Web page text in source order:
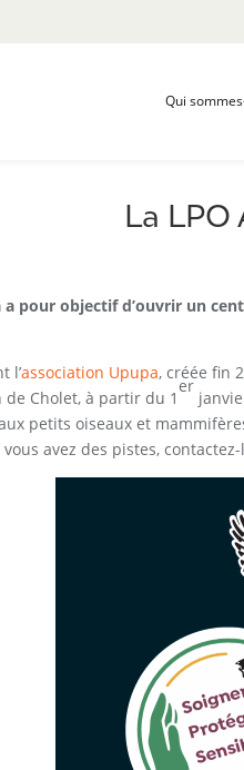
Qui
La
a pour objectif d’ouvrir un
l’association Upupa, créée fin
de Cholet, à partir du 1
er
petits oiseaux et
avez des pistes,